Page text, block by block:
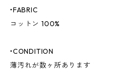
•FABRIC
コットン 100%
•CONDITION
薄汚れが数ヶ所あります